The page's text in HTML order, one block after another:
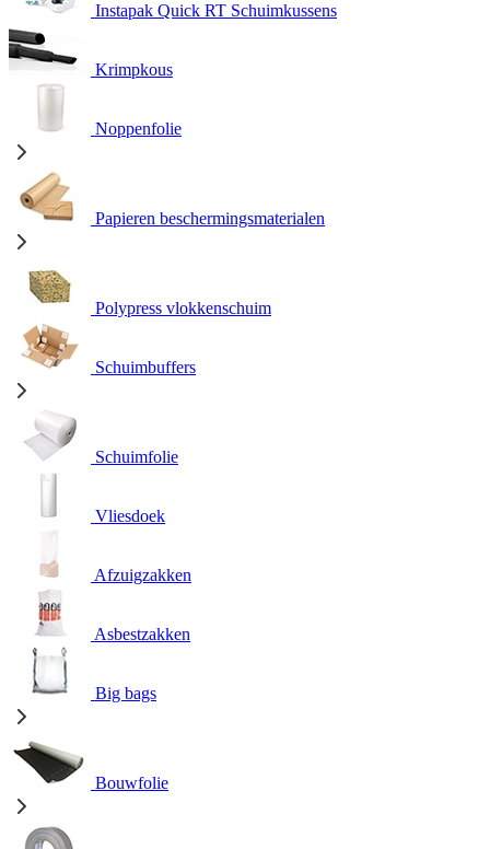
Instapak Quick RT Schuimkussens
Krimpkous
Noppenfolie
Papieren beschermingsmaterialen
Polypress vlokkenschuim
Schuimbuffers
Schuimfolie
Vliesdoek
Afzuigzakken
Asbestzakken
Big bags
Bouwfolie